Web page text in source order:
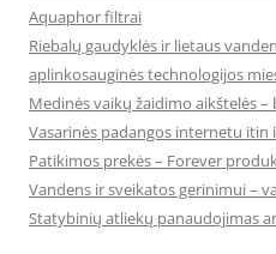
Aquaphor filtrai
Riebalų gaudyklės ir lietaus
aplinkosauginės technologijos
Medinės vaikų žaidimo aikštelės
Vasarinės padangos internetu itin
Patikimos prekės – Forever
Vandens ir sveikatos gerinimui –
Statybinių atliekų panaudojimas